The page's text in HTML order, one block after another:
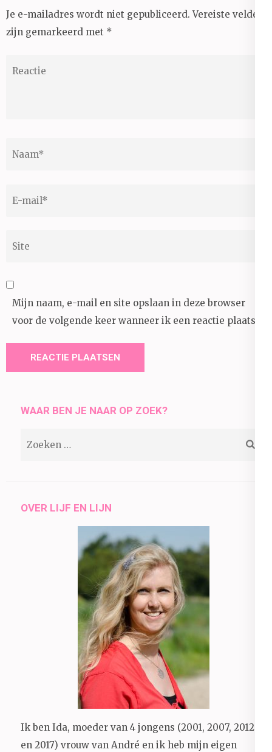
Je e-mailadres wordt niet gepubliceerd. Vereiste velden
zijn gemarkeerd met *
Mijn naam, e-mail en site opslaan in deze browser
voor de volgende keer wanneer ik een reactie plaats.
WAAR BEN JE NAAR OP ZOEK?
OVER LIJF EN LIJN
Ik ben Ida, moeder van 4 jongens (2001, 2007, 2012
en 2017) vrouw van André en ik heb mijn eigen